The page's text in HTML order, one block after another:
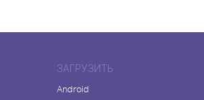
ЗАГРУЗИТЬ
Android